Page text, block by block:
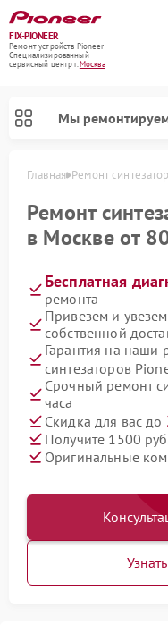
FIX-PIONEER
Ремонт устройств Pioneer
Специализированный
cервисный центр г.Москва
Мы
Главная Ремонт
Ремонт
в Москве от
Бесплатная
ремонта
Привезем и
собственной
Гарантия на наши
синтезаторов
Срочный ремонт
часа
Скидка для вас до
Получите 1500
Оригинальные